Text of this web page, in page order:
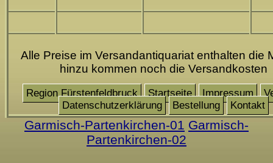
Alle Preise im Versandantiquariat enthalten die
hinzu kommen noch die Versandkosten
Region Fürstenfeldbruck Startseite Impressum
Datenschutzerklärung
Bestellung Kontakt
Garmisch-Partenkirchen-01 Garmisch-
Partenkirchen-02